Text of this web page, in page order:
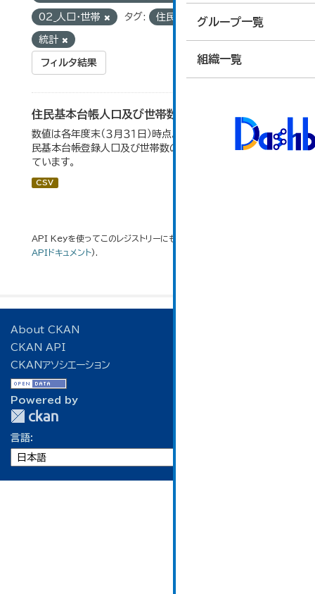
グループ一覧
組織一覧
02_人口・世帯 タグ: 住民基本台帳
統計
フィルタ結果
住民基本台帳人口及び世帯数の推移
数値は各年度末（３月３１日）時点。大仙市の統計「2-9 住
民基本台帳登録人口及び世帯数の推移」のデータを参照し
ています。
CSV
API Keyを使ってこのレジストリーにもアクセス可能です
APIドキュメント).
About CKAN
CKAN API
CKANアソシエーション
Powered by
言語